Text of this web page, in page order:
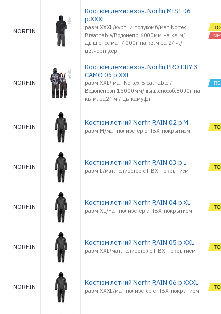
NORFIN
Костюм демисезон. Norfin MIST 06
р.XXXL
разм.XXXL/курт. и полукомб/мат.Nortex
Breathable/Водонепр.6000мм на кв.м/
Дыш.спос.мат.4000г на кв.м за 24ч./
цв.черн.,сер.
NORFIN
Костюм демисезон. Norfin PRO DRY 3
CAMO 05 р.XXL
разм.XXL/ мат.Nortex Breathable /
Водонепрон.15000мм/ дыш.способ.8000г на
кв.м. за24 ч./ цв.камуфл.
NORFIN Костюм летний Norfin RAIN 02 р.M
разм.M/мат.полиэстер с ПВХ-покрытием
NORFIN Костюм летний Norfin RAIN 03 р.L
разм.L/мат.полиэстер с ПВХ-покрытием
NORFIN Костюм летний Norfin RAIN 04 р.XL
разм.XL/мат.полиэстер с ПВХ-покрытием
NORFIN Костюм летний Norfin RAIN 05 р.XXL
разм.XXL/мат.полиэстер с ПВХ-покрытием
NORFIN Костюм летний Norfin RAIN 06 р.XXXL
разм.XXXL/мат.полиэстер с ПВХ-покрытием